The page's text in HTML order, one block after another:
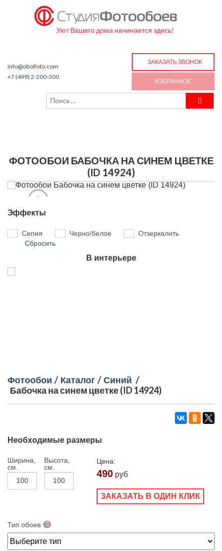
Уют Вашего дома начинается здесь!
info@oboifoto.com
+7 (499) 2-200-300
ЗАКАЗАТЬ ЗВОНОК
ИЗБРАННОЕ
ФОТООБОИ БАБОЧКА НА СИНЕМ ЦВЕТКЕ
(ID 14924)
Эффекты
Сепия Черно/белое
Отзеркалить
Сбросить
В интерьере
Фотообои / Каталог / Синий /
Бабочка на синем цветке (ID 14924)
Необходимые размеры
Ширина,
см.
Высота,
см.
Цена:
490 руб
ЗАКАЗАТЬ В ОДИН КЛИК
Тип обоев